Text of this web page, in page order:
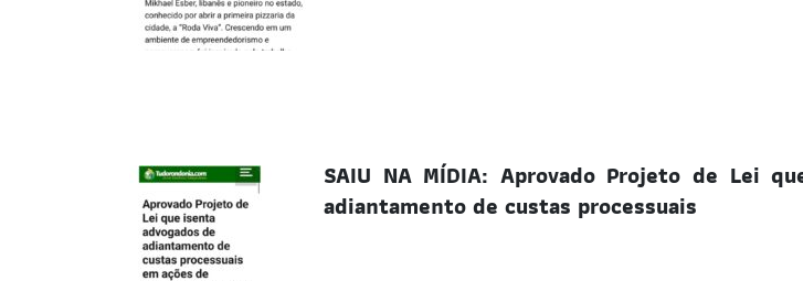
SAIU NA MÍDIA: Aprovado Projeto de Lei
adiantamento de custas processuais